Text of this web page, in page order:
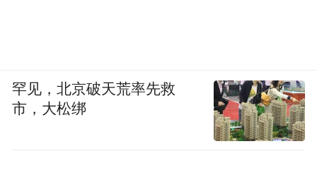
罕见，北京破天荒率先救
市，大松绑